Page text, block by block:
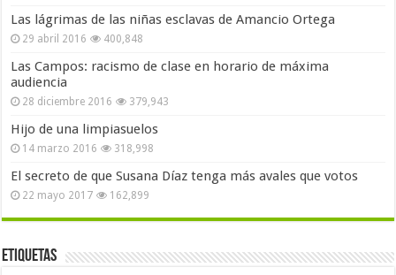
Las lágrimas de las niñas esclavas de Amancio Ortega
29 abril 2016 400,848
Las Campos: racismo de clase en horario de máxima
audiencia
28 diciembre 2016 379,943
Hijo de una limpiasuelos
14 marzo 2016 318,998
El secreto de que Susana Díaz tenga más avales que votos
22 mayo 2017 162,899
Etiquetas